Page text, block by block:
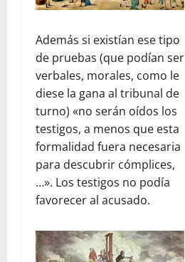
Además si existían ese tipo
de pruebas (que podían ser
verbales, morales, como le
diese la gana al tribunal de
turno) «no serán oídos los
testigos, a menos que esta
formalidad fuera necesaria
para descubrir cómplices,
…». Los testigos no podía
favorecer al acusado.